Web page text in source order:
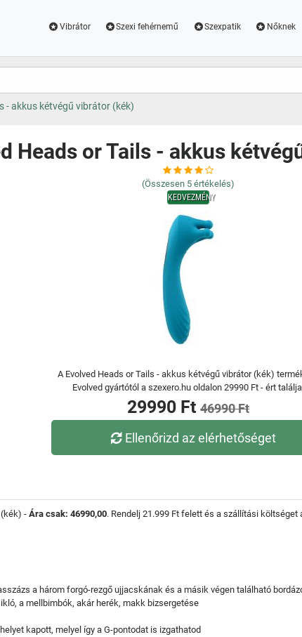
Vibrátor Szexi fehérnemű Szexpatik Nőknek
- akkus kétvégű vibrátor (kék)
Heads or Tails - akkus
(Összesen 5 értékelés)
KEDVEZMÉNY
A Evolved Heads or Tails - akkus kétvégű vibrátor (kék)
Evolved gyártótól a szexero.hu oldalon 29990 Ft - ért
29990 Ft 46990 Ft
Ellenőrizd az elérhetőséget
- Ára csak: 46990,00. Rendelj 21.999 Ft felett és a szállítási költséget
a három forgó-rezgő ujjacskának és a másik végen található
a mellbimbók, akár herék, makk bizsergetése
kapott, melyel így a G-pontodat is izgathatod